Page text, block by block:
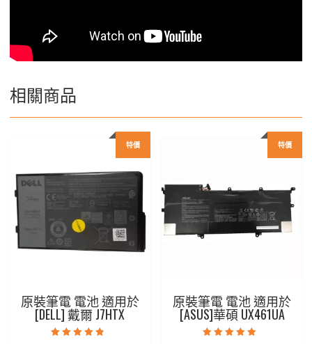
相關商品
特價
原裝筆電 電池 適用於
[DELL] 戴爾 J7HTX
特價
原裝筆電 電池 適用於
[ASUS]華碩 UX461UA